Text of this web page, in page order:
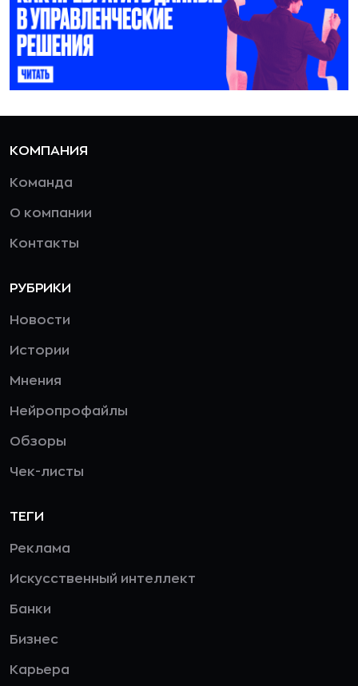
КОМПАНИЯ
Команда
О компании
Контакты
РУБРИКИ
Новости
Истории
Мнения
Нейропрофайлы
Обзоры
Чек-листы
ТЕГИ
Реклама
Искусственный интеллект
Банки
Бизнес
Карьера